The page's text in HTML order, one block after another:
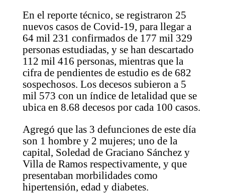
En el reporte técnico, se registraron 25
nuevos casos de Covid-19, para llegar a
64 mil 231 confirmados de 177 mil 329
personas estudiadas, y se han descartado
112 mil 416 personas, mientras que la
cifra de pendientes de estudio es de 682
sospechosos. Los decesos subieron a 5
mil 573 con un índice de letalidad que se
ubica en 8.68 decesos por cada 100 casos.
Agregó que las 3 defunciones de este día
son 1 hombre y 2 mujeres; uno de la
capital, Soledad de Graciano Sánchez y
Villa de Ramos respectivamente, y que
presentaban morbilidades como
hipertensión, edad y diabetes.